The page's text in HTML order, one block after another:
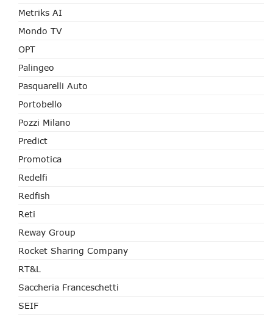
Metriks AI
Mondo TV
OPT
Palingeo
Pasquarelli Auto
Portobello
Pozzi Milano
Predict
Promotica
Redelfi
Redfish
Reti
Reway Group
Rocket Sharing Company
RT&L
Saccheria Franceschetti
SEIF